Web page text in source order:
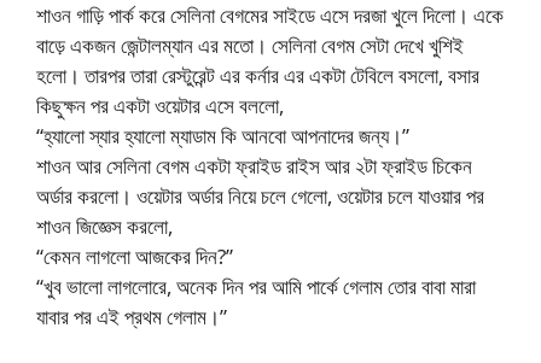
শাওন গাড়ি পার্ক করে সেলিনা বেগমের সাইডে এসে দরজা খুলে দিলো। একে
বাড়ে একজন জেন্টালম্যান এর মতো। সেলিনা বেগম সেটা দেখে খুশিই
হলো। তারপর তারা রেস্টুরেন্ট এর কর্নার এর একটা টেবিলে বসলো, বসার
কিছুক্ষন পর একটা ওয়েটার এসে বললো,
“হ্যালো স্যার হ্যালো ম্যাডাম কি আনবো আপনাদের জন্য।”
শাওন আর সেলিনা বেগম একটা ফ্রাইড রাইস আর ২টা ফ্রাইড চিকেন
অর্ডার করলো। ওয়েটার অর্ডার নিয়ে চলে গেলো, ওয়েটার চলে যাওয়ার পর
শাওন জিজ্ঞেস করলো,
“কেমন লাগলো আজকের দিন?”
“খুব ভালো লাগলোরে, অনেক দিন পর আমি পার্কে গেলাম তোর বাবা মারা
যাবার পর এই প্রথম গেলাম।”